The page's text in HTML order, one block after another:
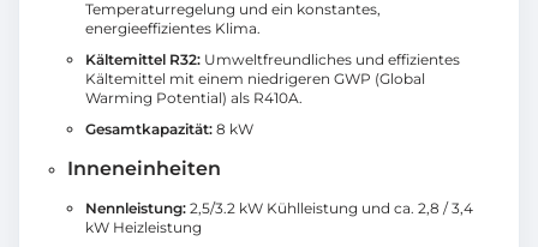
Temperaturregelung und ein konstantes,
energieeffizientes Klima.
Kältemittel R32: Umweltfreundliches und effizientes
Kältemittel mit einem niedrigeren GWP (Global
Warming Potential) als R410A.
Gesamtkapazität: 8 kW
Inneneinheiten
Nennleistung: 2,5/3.2 kW Kühlleistung und ca. 2,8 / 3,4
kW Heizleistung